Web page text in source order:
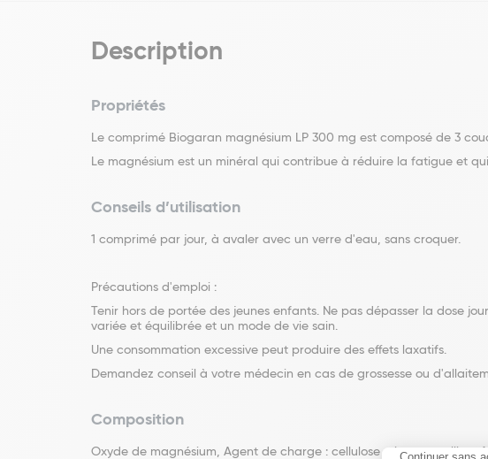
Description
Propriétés
Le comprimé Biogaran magnésium LP 300 mg est composé de 3
Le magnésium est un minéral qui contribue à réduire la fatigue et
Conseils d’utilisation
1 comprimé par jour, à avaler avec un verre d'eau, sans croquer.
Précautions d'emploi :
Tenir hors de portée des jeunes enfants. Ne pas dépasser la dose
variée et équilibrée et un mode de vie sain.
Une consommation excessive peut produire des effets laxatifs.
Demandez conseil à votre médecin en cas de grossesse ou
Composition
Oxyde de magnésium, Agent de charge : cellulose